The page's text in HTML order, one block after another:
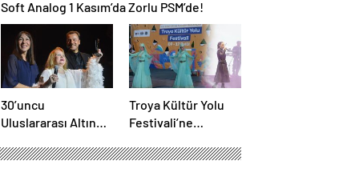
Soft Analog 1 Kasım’da Zorlu PSM’de!
30’uncu
Uluslararası Altın
başladı
Troya Kültür Yolu
Festivali’ne